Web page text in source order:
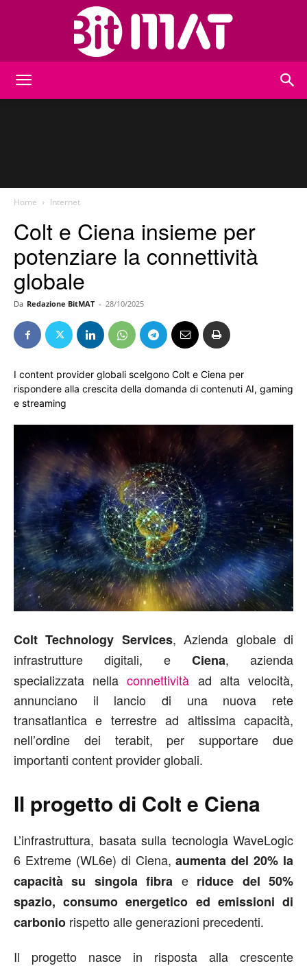
Home Internet
Colt e Ciena insieme per
potenziare la connettività
globale
Da Redazione BitMAT - 28/10/2025
I content provider globali scelgono Colt e Ciena per
rispondere alla crescita della domanda di contenuti AI, gaming
e streaming
Colt Technology Services, Azienda globale di
infrastrutture digitali, e Ciena, azienda
specializzata nellaconnettività ad alta velocità,
annunciano il lancio di una nuova rete
transatlantica e terrestre ad altissima capacità,
nell’ordine dei terabit, per supportare due
importanti content provider globali.
Il progetto di Colt e Ciena
L’infrastruttura, basata sulla tecnologia WaveLogic
6 Extreme (WL6e) di Ciena,aumenta del 20% la
capacità su singola fibra e riduce del 50%
spazio, consumo energetico ed emissioni di
carbonio rispetto alle generazioni precedenti.
Il progetto nasce in risposta alla crescente